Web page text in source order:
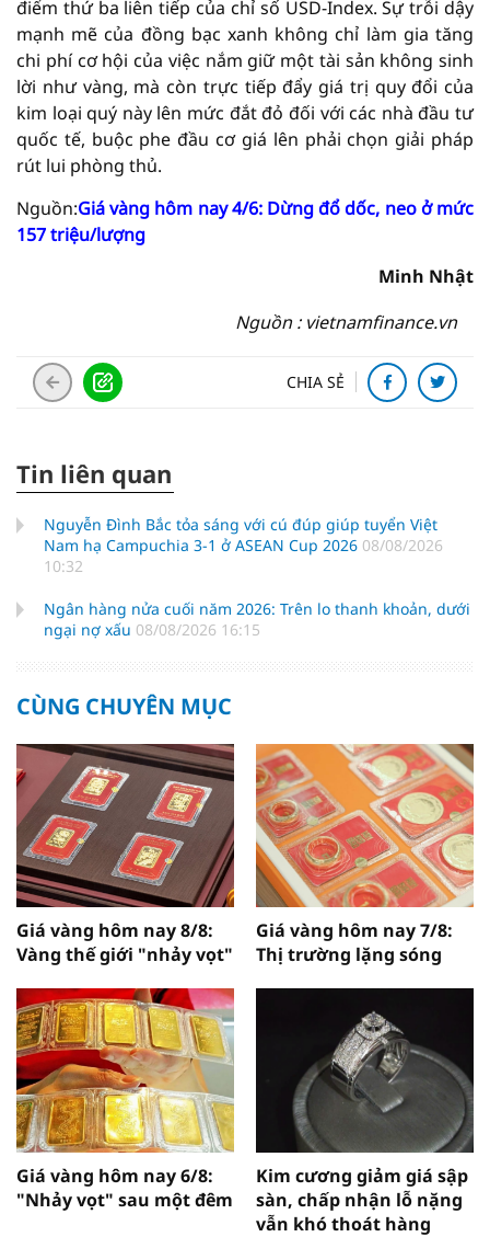
điểm thứ ba liên tiếp của chỉ số USD-Index. Sự trỗi dậy
mạnh mẽ của đồng bạc xanh không chỉ làm gia tăng
chi phí cơ hội của việc nắm giữ một tài sản không sinh
lời như vàng, mà còn trực tiếp đẩy giá trị quy đổi của
kim loại quý này lên mức đắt đỏ đối với các nhà đầu tư
quốc tế, buộc phe đầu cơ giá lên phải chọn giải pháp
rút lui phòng thủ.
Nguồn:Giá vàng hôm nay 4/6: Dừng đổ dốc, neo ở mức
157 triệu/lượng
Minh Nhật
Nguồn : vietnamfinance.vn
CHIA SẺ
Tin liên quan
Nguyễn Đình Bắc tỏa sáng với cú đúp giúp tuyển Việt
Nam hạ Campuchia 3-1 ở ASEAN Cup 2026 08/08/2026
10:32
Ngân hàng nửa cuối năm 2026: Trên lo thanh khoản, dưới
ngại nợ xấu 08/08/2026 16:15
CÙNG CHUYÊN MỤC
Giá vàng hôm nay 8/8:
Vàng thế giới "nhảy vọt"
Giá vàng hôm nay 7/8:
Thị trường lặng sóng
Giá vàng hôm nay 6/8:
"Nhảy vọt" sau một đêm
Kim cương giảm giá sập
sàn, chấp nhận lỗ nặng
vẫn khó thoát hàng